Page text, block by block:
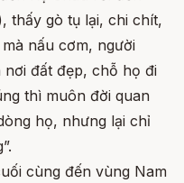
thấy gò tụ lại, chi chít,
nấu cơm, người
nơi đất đẹp, chỗ họ đi
thì muôn đời quan
họ, nhưng lại chỉ
cùng đến vùng Nam